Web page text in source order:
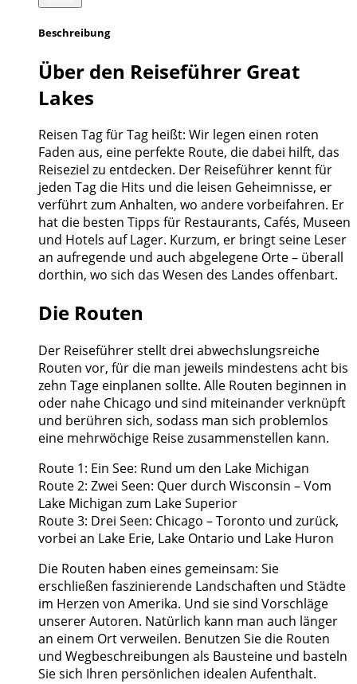
Beschreibung
Über den Reiseführer Great
Lakes
Reisen Tag für Tag heißt: Wir legen einen roten
Faden aus, eine perfekte Route, die dabei hilft, das
Reiseziel zu entdecken. Der Reiseführer kennt für
jeden Tag die Hits und die leisen Geheimnisse, er
verführt zum Anhalten, wo andere vorbeifahren. Er
hat die besten Tipps für Restaurants, Cafés, Museen
und Hotels auf Lager. Kurzum, er bringt seine Leser
an aufregende und auch abgelegene Orte – überall
dorthin, wo sich das Wesen des Landes offenbart.
Die Routen
Der Reiseführer stellt drei abwechslungsreiche
Routen vor, für die man jeweils mindestens acht bis
zehn Tage einplanen sollte. Alle Routen beginnen in
oder nahe Chicago und sind miteinander verknüpft
und berühren sich, sodass man sich problemlos
eine mehrwöchige Reise zusammenstellen kann.
Route 1: Ein See: Rund um den Lake Michigan
Route 2: Zwei Seen: Quer durch Wisconsin – Vom
Lake Michigan zum Lake Superior
Route 3: Drei Seen: Chicago – Toronto und zurück,
vorbei an Lake Erie, Lake Ontario und Lake Huron
Die Routen haben eines gemeinsam: Sie
erschließen faszinierende Landschaften und Städte
im Herzen von Amerika. Und sie sind Vorschläge
unserer Autoren. Natürlich kann man auch länger
an einem Ort verweilen. Benutzen Sie die Routen
und Wegbeschreibungen als Bausteine und basteln
Sie sich Ihren persönlichen idealen Aufenthalt.